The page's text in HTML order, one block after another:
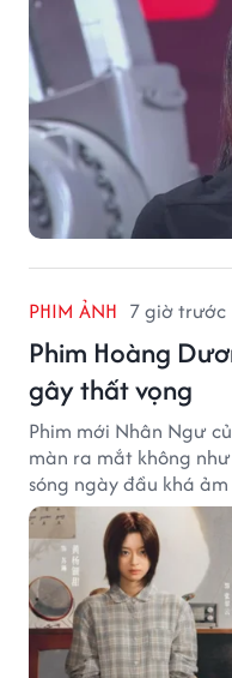
PHIM ẢNH 7 giờ trước
Phim Hoàng
gây thất vọng
Phim mới Nhân Ngư
màn ra mắt không
sóng ngày đầu khá